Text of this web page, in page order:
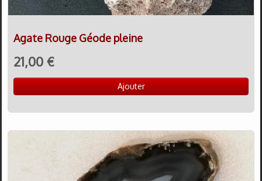
Agate Rouge Géode pleine
21,00 €
Ajouter